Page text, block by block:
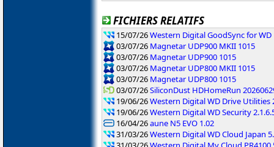
FICHIERS RELATIFS
15/07/26Western Digital GoodSync for WD
03/07/26 Magnetar UDP900 MKII 1015
03/07/26 Magnetar UDP900 1015
03/07/26 Magnetar UDP800 MKII 1015
03/07/26 Magnetar UDP800 1015
03/07/26SiliconDust HDHomeRun
19/06/26Western Digital WD Drive Utilities
19/06/26Western Digital WD Security
16/04/26aune N5 EVO 1.02
31/03/26Western Digital WD Cloud Japan